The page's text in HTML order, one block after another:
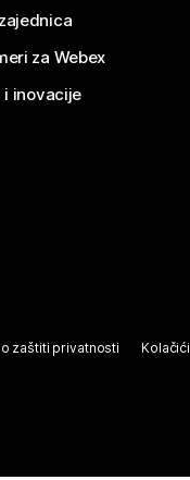
za Webex
i inovacije
zaštiti privatnosti Kolačići